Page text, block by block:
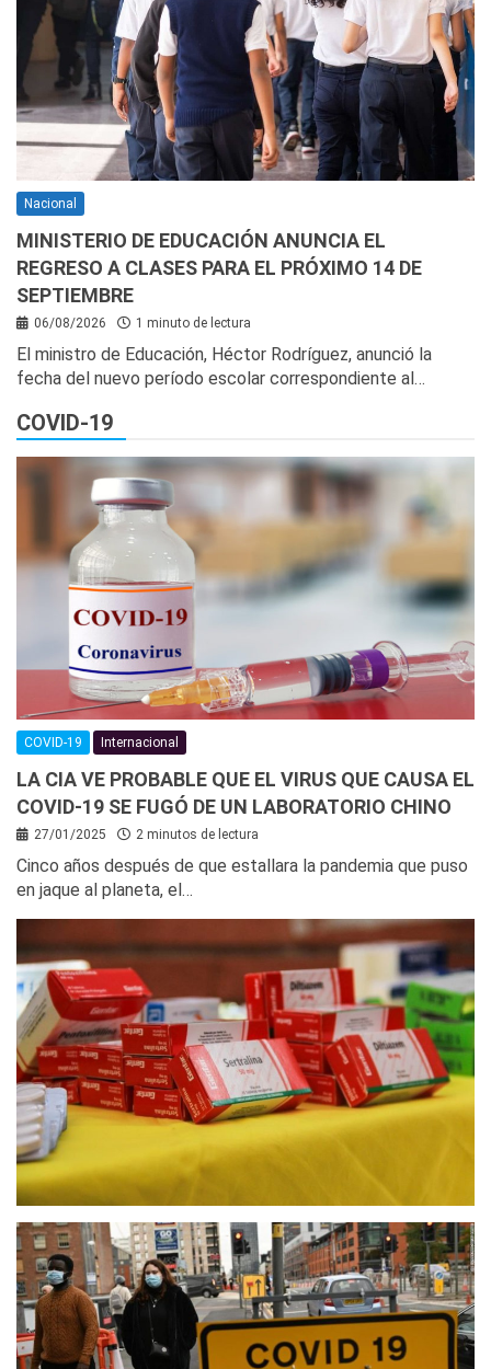
Nacional
MINISTERIO DE EDUCACIÓN ANUNCIA EL
REGRESO A CLASES PARA EL PRÓXIMO 14 DE
SEPTIEMBRE
06/08/2026 1 minuto de lectura
El ministro de Educación, Héctor Rodríguez, anunció la
fecha del nuevo período escolar correspondiente al…
COVID-19
COVID-19 Internacional
LA CIA VE PROBABLE QUE EL VIRUS QUE CAUSA EL
COVID-19 SE FUGÓ DE UN LABORATORIO CHINO
27/01/2025 2 minutos de lectura
Cinco años después de que estallara la pandemia que puso
en jaque al planeta, el…